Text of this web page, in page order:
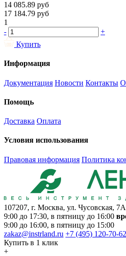
14 085.89 руб
17 184.79 руб
1
-
+
Купить
Информация
Документация Новости Контакты О
Помощь
Доставка Оплата
Условия использования
Правовая информация Политика
107207, г. Москва, ул. Чусовская, 7А
9:00 до 17:30, в пятницу до 16:00
9:00 до 16:00, в пятницу до 15:00
zakaz@instrland.ru +7 (495) 120-70-62
Купить в 1 клик
+